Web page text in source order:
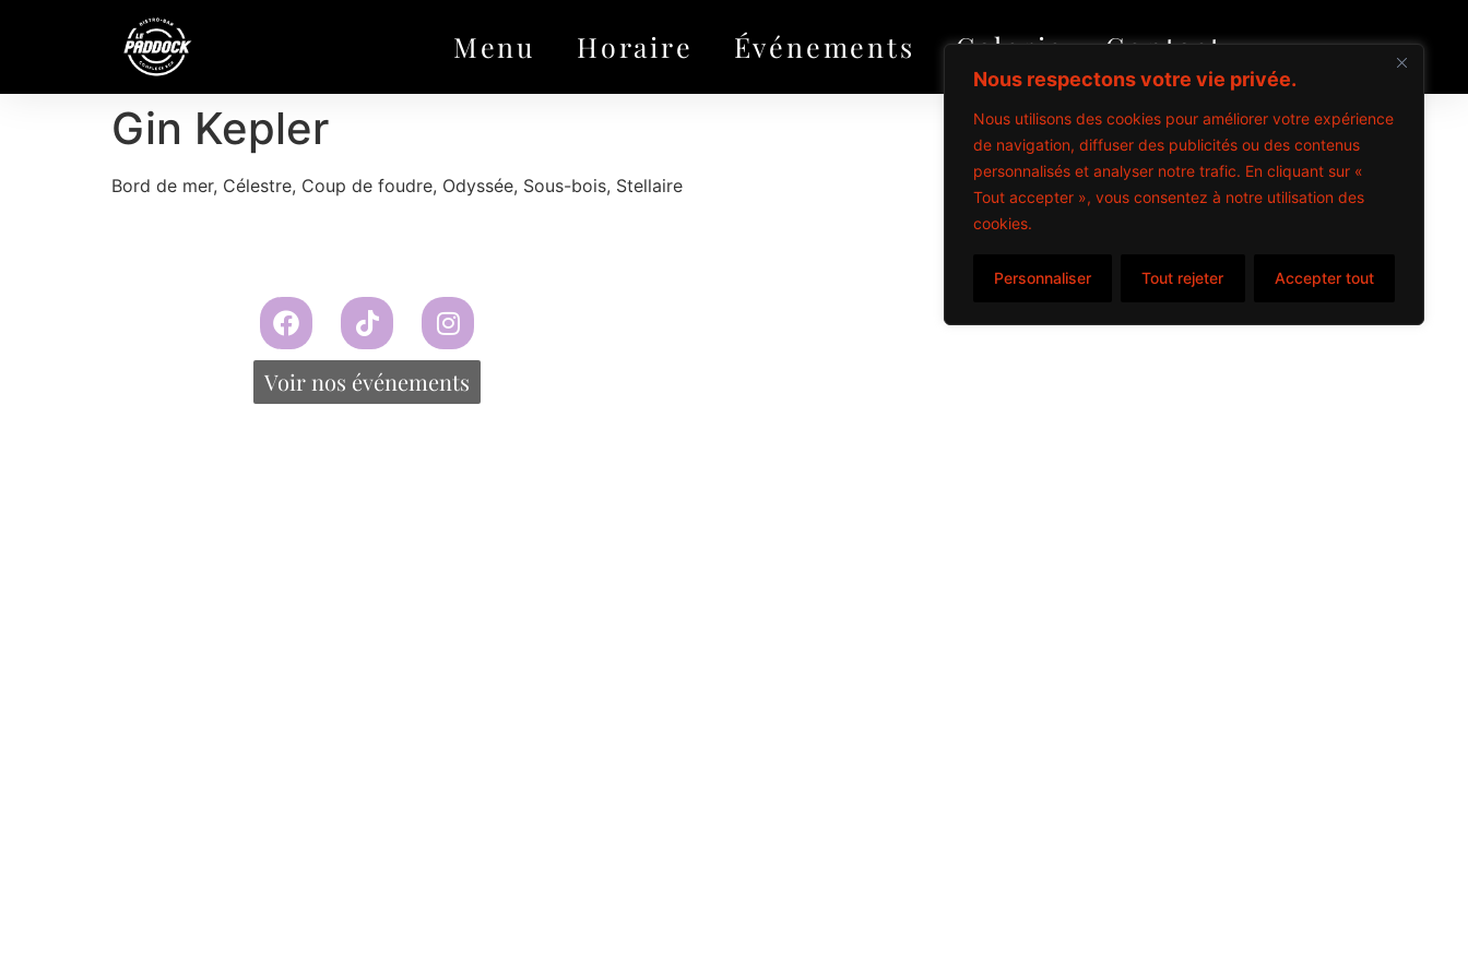
Nous respectons votre vie privée.
Nous utilisons des cookies pour améliorer votre expérience
de navigation, diffuser des publicités ou des contenus
personnalisés et analyser notre trafic. En cliquant sur «
Tout accepter », vous consentez à notre utilisation des
cookies.
Personnaliser Tout rejeter Accepter tout
Menu Horaire Événements Galerie Contact
Gin Kepler
Bord de mer, Célestre, Coup de foudre, Odyssée, Sous-bois, Stellaire
Voir nos événements
Propulsé par Miitems